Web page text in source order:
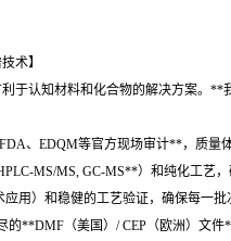
术】
于认知材料和化合物的解决方案。**
、EDQM等官方现场审计**，质量
MS/MS, GC-MS**）和纯化工艺
用）和稳健的工艺验证，确保每一
**DMF（美国）/ CEP（欧洲）文件